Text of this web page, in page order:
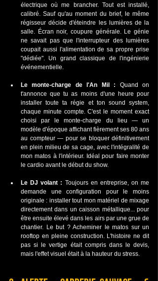
électrique où me brancher. Tout est installé,
calibré. Sauf qu'au moment du brief, le même
régisseur décide d'éteindre les lumières de la
salle. Écran noir, coupure générale. Le génie
ne savait pas que l'interrupteur des lumières
coupait aussi l'alimentation de sa propre prise
"dédiée". Un grand classique de l'ingénierie
événementielle.
Le monte-charge de l'An Mil : Quand on
t'annonce que tu as moins d'une heure pour
installer toute ta régie et ton sound system,
chaque minute compte. C'est le moment exact
choisi par le monte-charge du lieu — un
modèle d'époque affichant fièrement ses 80 ans
au compteur — pour se bloquer définitivement
en plein milieu de sa cage, avec l'intégralité de
mon matos à l'intérieur. Idéal pour faire monter
le cardio avant le début du show.
Le DJ volant : Toujours en entreprise, on me
demande une configuration pour le moins
originale : installer tout mon matériel de mixage
directement dans un caisson métallique... pour
être ensuite élevé dans les airs par une grue de
chantier. Le but ? Acheminer le matos sur un
rooftop en pleine construction. L'histoire ne dit
pas si le vertige était compris dans le devis,
mais l'effet visuel était à la hauteur du stress.